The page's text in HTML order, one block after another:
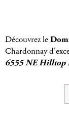
Découvrez le
Chardonnay
6555 NE Hilltop